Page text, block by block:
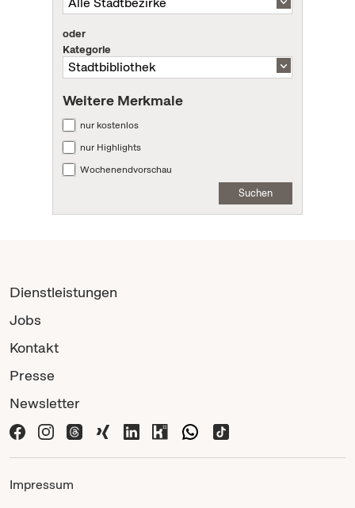
oder
Kategorie
Weitere Merkmale
nur kostenlos
nur Highlights
Wochenendvorschau
Suchen
Dienstleistungen
Jobs
Kontakt
Presse
Newsletter
Impressum